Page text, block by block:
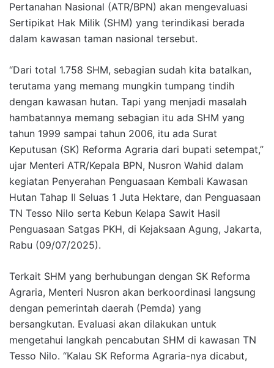
Pertanahan Nasional (ATR/BPN) akan mengevaluasi
Sertipikat Hak Milik (SHM) yang terindikasi berada
dalam kawasan taman nasional tersebut.
“Dari total 1.758 SHM, sebagian sudah kita batalkan,
terutama yang memang mungkin tumpang tindih
dengan kawasan hutan. Tapi yang menjadi masalah
hambatannya memang sebagian itu ada SHM yang
tahun 1999 sampai tahun 2006, itu ada Surat
Keputusan (SK) Reforma Agraria dari bupati setempat,”
ujar Menteri ATR/Kepala BPN, Nusron Wahid dalam
kegiatan Penyerahan Penguasaan Kembali Kawasan
Hutan Tahap II Seluas 1 Juta Hektare, dan Penguasaan
TN Tesso Nilo serta Kebun Kelapa Sawit Hasil
Penguasaan Satgas PKH, di Kejaksaan Agung, Jakarta,
Rabu (09/07/2025).
Terkait SHM yang berhubungan dengan SK Reforma
Agraria, Menteri Nusron akan berkoordinasi langsung
dengan pemerintah daerah (Pemda) yang
bersangkutan. Evaluasi akan dilakukan untuk
mengetahui langkah pencabutan SHM di kawasan TN
Tesso Nilo. “Kalau SK Reforma Agraria-nya dicabut,